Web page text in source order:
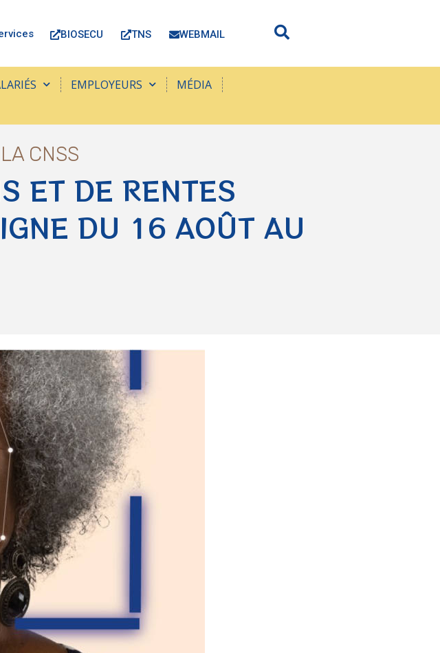
BIOSECU TNS WEBMAIL
EMPLOYEURS
MÉDIA
CNSS
ET DE RENTES
DU 16 AOÛT AU